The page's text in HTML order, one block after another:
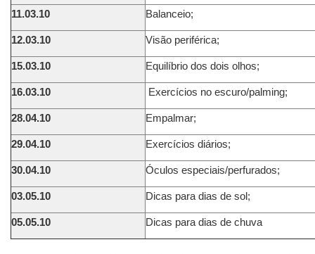
11.03.10 Balanceio;
12.03.10 Visão periférica;
15.03.10 Equilíbrio dos dois olhos;
16.03.10 Exercícios no escuro/palming;
28.04.10 Empalmar;
29.04.10 Exercícios diários;
30.04.10 Óculos especiais/perfurados;
03.05.10 Dicas para dias de sol;
05.05.10 Dicas para dias de chuva